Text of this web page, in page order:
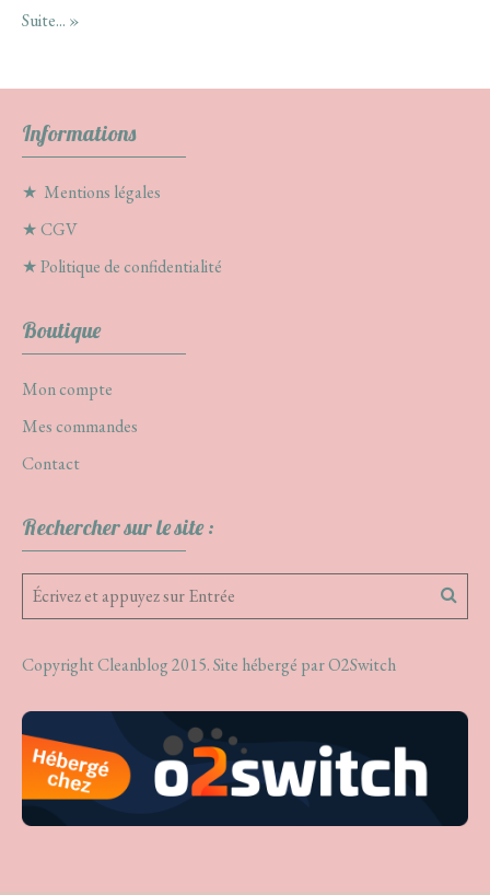
Suite... »
Informations
★ Mentions légales
★CGV
★Politique de confidentialité
Boutique
Mon compte
Mes commandes
Contact
Rechercher sur le site :
Copyright Cleanblog 2015. Site hébergé parO2Switch